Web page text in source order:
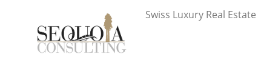
Swiss Luxury Real Estate